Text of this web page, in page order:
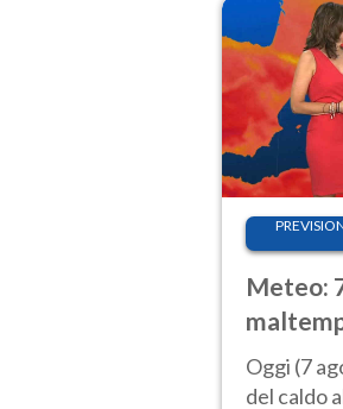
Meteo:
estremo
Oggi (7
del caldo